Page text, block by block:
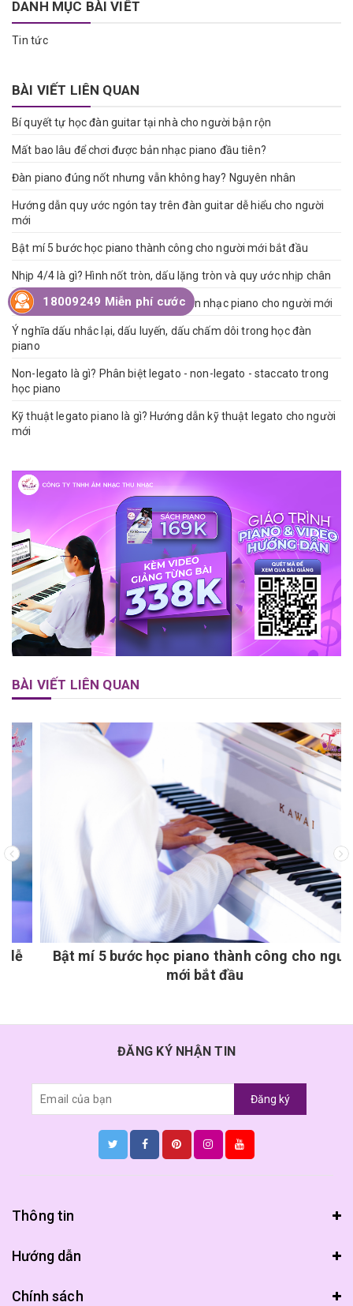
DANH MỤC BÀI VIẾT
Tin tức
BÀI VIẾT LIÊN QUAN
Bí quyết tự học đàn guitar tại nhà cho người bận rộn
Mất bao lâu để chơi được bản nhạc piano đầu tiên?
Đàn piano đúng nốt nhưng vẫn không hay? Nguyên nhân
Hướng dẫn quy ước ngón tay trên đàn guitar dễ hiểu cho người
mới
Bật mí 5 bước học piano thành công cho người mới bắt đầu
Nhịp 4/4 là gì? Hình nốt tròn, dấu lặng tròn và quy ước nhịp chân
Tổng hợp các yếu tố cơ bản trong bản nhạc piano cho người mới
Ý nghĩa dấu nhắc lại, dấu luyến, dấu chấm dôi trong học đàn
piano
Non-legato là gì? Phân biệt legato - non-legato - staccato trong
học piano
Kỹ thuật legato piano là gì? Hướng dẫn kỹ thuật legato cho người
mới
BÀI VIẾT LIÊN QUAN
Bật mí 5 bước học piano thành công cho người
mới bắt đầu
ĐĂNG KÝ NHẬN TIN
Đăng ký
Thông tin
Hướng dẫn
Chính sách
18009249 Miễn phí cước